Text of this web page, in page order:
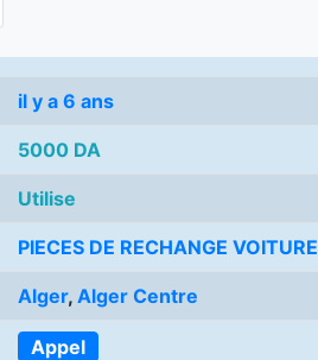
il y a 6 ans
5000 DA
Utilise
PIECES DE RECHANGE VOITURE
Alger, Alger Centre
Appel